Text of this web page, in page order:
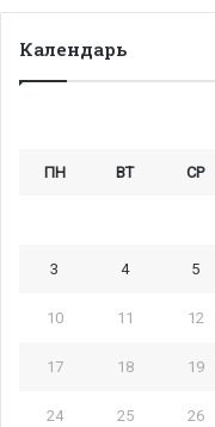
Календарь
ПН ВТ СР
3 4 5
10 11 12
17 18 19
24 25 26